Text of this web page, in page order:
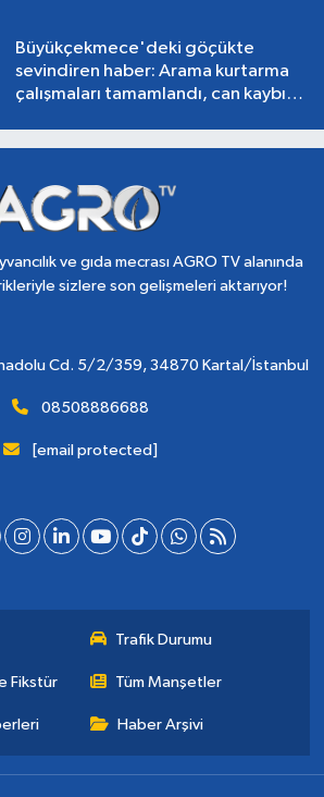
Büyükçekmece'deki göçükte
sevindiren haber: Arama kurtarma
çalışmaları tamamlandı, can kaybı
ve gıda mecrası AGRO TV alanında
sizlere son gelişmeleri aktarıyor!
Cd. 5/2/359, 34870 Kartal/İstanbul
08508886688
[email protected]
Trafik Durumu
Fikstür Tüm Manşetler
Haber Arşivi